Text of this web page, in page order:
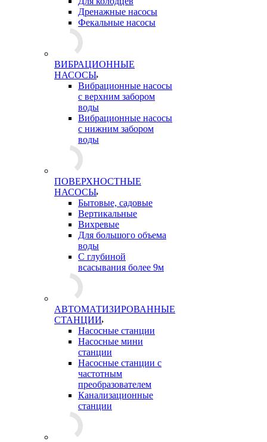
Дренажные насосы
Фекальные насосы
ВИБРАЦИОННЫЕ
НАСОСЫ
Вибрационные насосы
с верхним забором
воды
Вибрационные насосы
с нижним забором
воды
ПОВЕРХНОСТНЫЕ
НАСОСЫ
Бытовые, садовые
Вертикальные
Вихревые
Для большого объема
воды
С глубиной
всасывания более 9м
АВТОМАТИЗИРОВАННЫЕ
СТАНЦИИ
Насосные станции
Насосные мини
станции
Насосные станции с
частотным
преобразователем
Канализационные
станции